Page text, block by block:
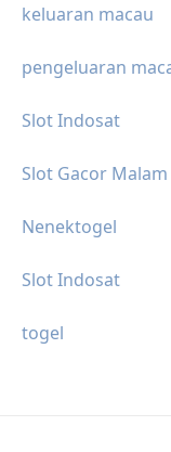
keluaran macau
pengeluaran
Slot Indosat
Slot Gacor
Nenektogel
Slot Indosat
togel